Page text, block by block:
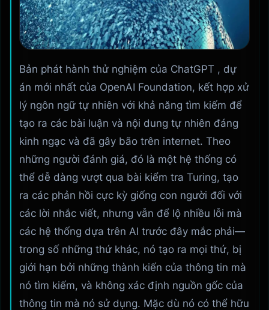
Bản phát hành thử nghiệm của ChatGPT , dự
án mới nhất của OpenAI Foundation, kết hợp xử
lý ngôn ngữ tự nhiên với khả năng tìm kiếm để
tạo ra các bài luận và nội dung tự nhiên đáng
kinh ngạc và đã gây bão trên internet. Theo
những người đánh giá, đó là một hệ thống có
thể dễ dàng vượt qua bài kiểm tra Turing, tạo
ra các phản hồi cực kỳ giống con người đối với
các lời nhắc viết, nhưng vẫn để lộ nhiều lỗi mà
các hệ thống dựa trên AI trước đây mắc phải—
trong số những thứ khác, nó tạo ra mọi thứ, bị
giới hạn bởi những thành kiến ​​của thông tin mà
nó tìm kiếm, và không xác định nguồn gốc của
thông tin mà nó sử dụng. Mặc dù nó có thể hữu